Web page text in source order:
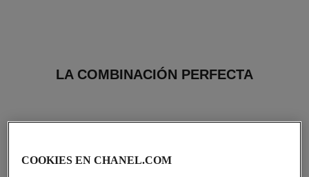
LA COMBINACIÓN PERFECTA
COOKIES EN CHANEL.COM